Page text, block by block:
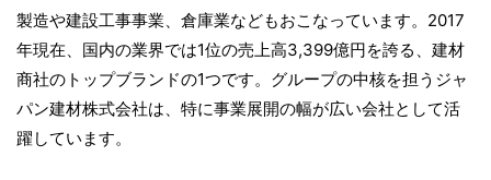
製造や建設工事事業、倉庫業などもおこなっています。2017
年現在、国内の業界では1位の売上高3,399億円を誇る、建材
商社のトップブランドの1つです。グループの中核を担うジャ
パン建材株式会社は、特に事業展開の幅が広い会社として活
躍しています。